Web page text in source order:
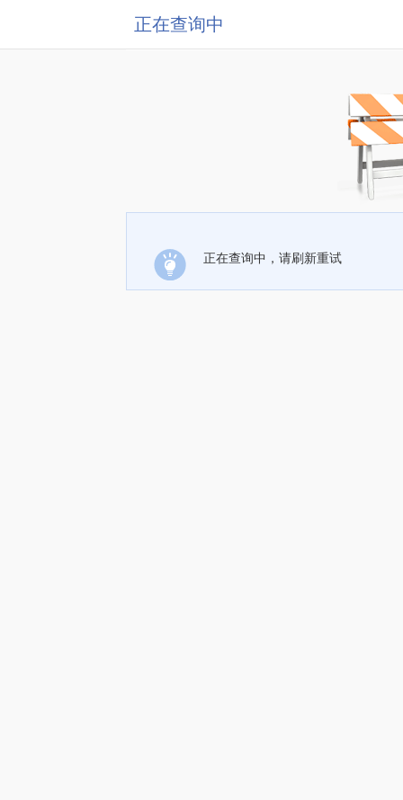
正在查询中
正在查询中，请刷新重试